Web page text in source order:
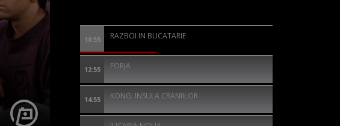
10:55 RAZBOI IN BUCATARIE
12:55 FORJA
14:55 KONG: INSULA CRANIILOR